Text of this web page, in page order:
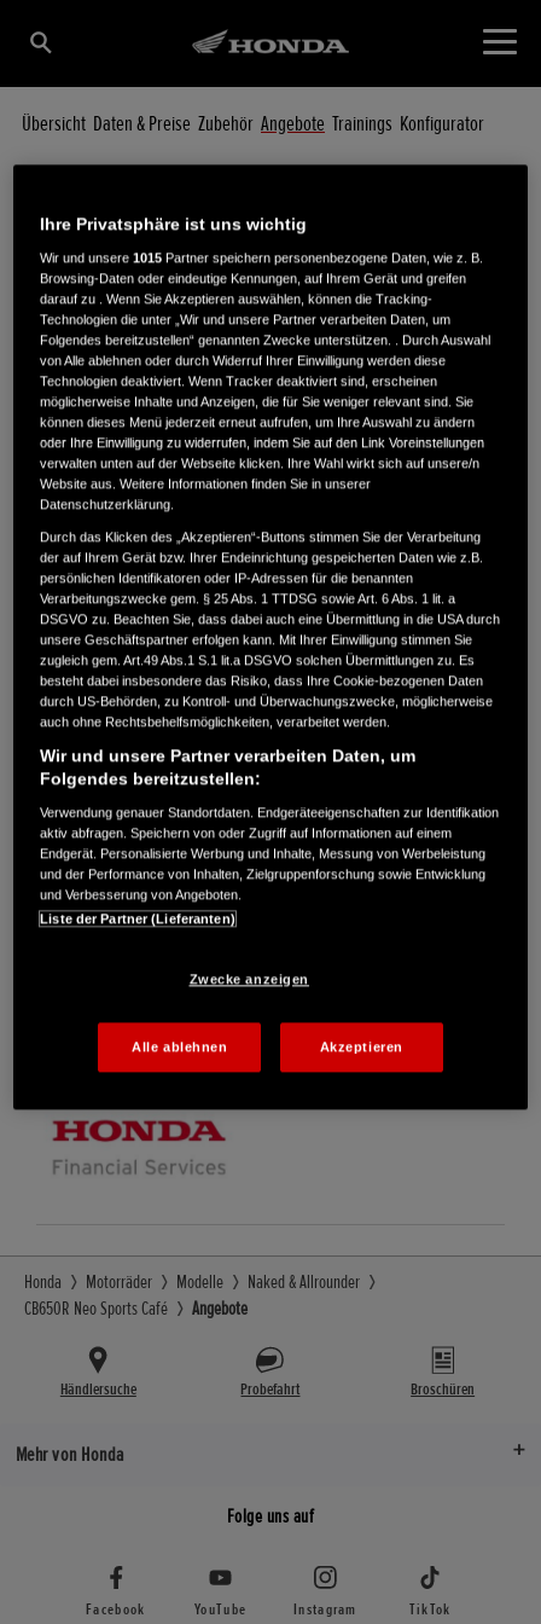
Übersicht Daten & Preise Zubehör Angebote Trainings Konfigurator
HAFTUNGSAUSSCHLUSS: Die Abbildungen zeigen teilweise das aktuelle
optionales Zubehör und Fahrzeuge in nicht erhältlichen Farben
zeigen. Bitte besprechen Sie vor Vertragsabschluss alle Details mit
Ihrem Honda Vertragshändler.
CB650R NEO SPORTS CAFÉ
Ab 99,- € monatlich* leasen
MEHR ERFAHREN
Landstraße 222–226, 60314 Frankfurt am Main, auf Basis der
gültig für Privatkunden bis zum 20.10.2023, bei entsprechender
Bonität bei allen teilnehmenden Händlern.
Honda Motorräder Modelle
Naked & Allrounder
CB650R Neo Sports Café
Angebote
Händlersuche Probefahrt Broschüren
Mehr von Honda
Folge uns auf
Facebook YouTube Instagram TikTok
Ihre Privatsphäre ist uns wichtig
Wir und unsere1015 Partner speichern personenbezogene Daten, wie z. B.
Browsing-Daten oder eindeutige Kennungen, auf Ihrem Gerät und greifen
darauf zu . Wenn Sie Akzeptieren auswählen, können die Tracking-
Technologien die unter „Wir und unsere Partner verarbeiten Daten, um
Folgendes bereitzustellen“ genannten Zwecke unterstützen. . Durch Auswahl
von Alle ablehnen oder durch Widerruf Ihrer Einwilligung werden diese
Technologien deaktiviert. Wenn Tracker deaktiviert sind, erscheinen
möglicherweise Inhalte und Anzeigen, die für Sie weniger relevant sind. Sie
können dieses Menü jederzeit erneut aufrufen, um Ihre Auswahl zu ändern
oder Ihre Einwilligung zu widerrufen, indem Sie auf den Link Voreinstellungen
verwalten unten auf der Webseite klicken. Ihre Wahl wirkt sich auf unsere/n
Website aus. Weitere Informationen finden Sie in unserer
Datenschutzerklärung.
Durch das Klicken des „Akzeptieren“-Buttons stimmen Sie der Verarbeitung
der auf Ihrem Gerät bzw. Ihrer Endeinrichtung gespeicherten Daten wie z.B.
persönlichen Identifikatoren oder IP-Adressen für die benannten
Verarbeitungszwecke gem. § 25 Abs. 1 TTDSG sowie Art. 6 Abs. 1 lit. a
DSGVO zu. Beachten Sie, dass dabei auch eine Übermittlung in die USA durch
unsere Geschäftspartner erfolgen kann. Mit Ihrer Einwilligung stimmen Sie
zugleich gem. Art.49 Abs.1 S.1 lit.a DSGVO solchen Übermittlungen zu. Es
besteht dabei insbesondere das Risiko, dass Ihre Cookie-bezogenen Daten
durch US-Behörden, zu Kontroll- und Überwachungszwecke, möglicherweise
auch ohne Rechtsbehelfsmöglichkeiten, verarbeitet werden.
Wir und unsere Partner verarbeiten Daten, um
Folgendes bereitzustellen:
Verwendung genauer Standortdaten. Endgeräteeigenschaften zur Identifikation
aktiv abfragen. Speichern von oder Zugriff auf Informationen auf einem
Endgerät. Personalisierte Werbung und Inhalte, Messung von Werbeleistung
und der Performance von Inhalten, Zielgruppenforschung sowie Entwicklung
und Verbesserung von Angeboten.
Liste der Partner (Lieferanten)
Zwecke anzeigen
Alle ablehnen Akzeptieren